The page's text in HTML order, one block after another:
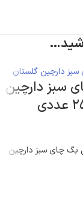
سبز دارچین
بگ چای سبز دارچین